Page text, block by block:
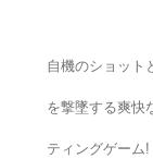
自機のショット
を撃墜する爽快
ティングゲーム!